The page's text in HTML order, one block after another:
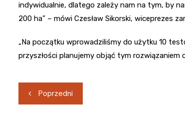
indywidualnie, dlatego zależy nam na tym, by
200 ha” – mówi Czesław Sikorski, wiceprezes
„Na początku wprowadziliśmy do użytku 10
przyszłości planujemy objąć tym rozwiązaniem
Nawigacja
wpisu
Poprzedni